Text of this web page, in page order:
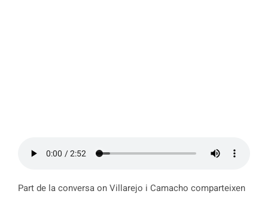
Part de la conversa on Villarejo i Camacho comparteixen